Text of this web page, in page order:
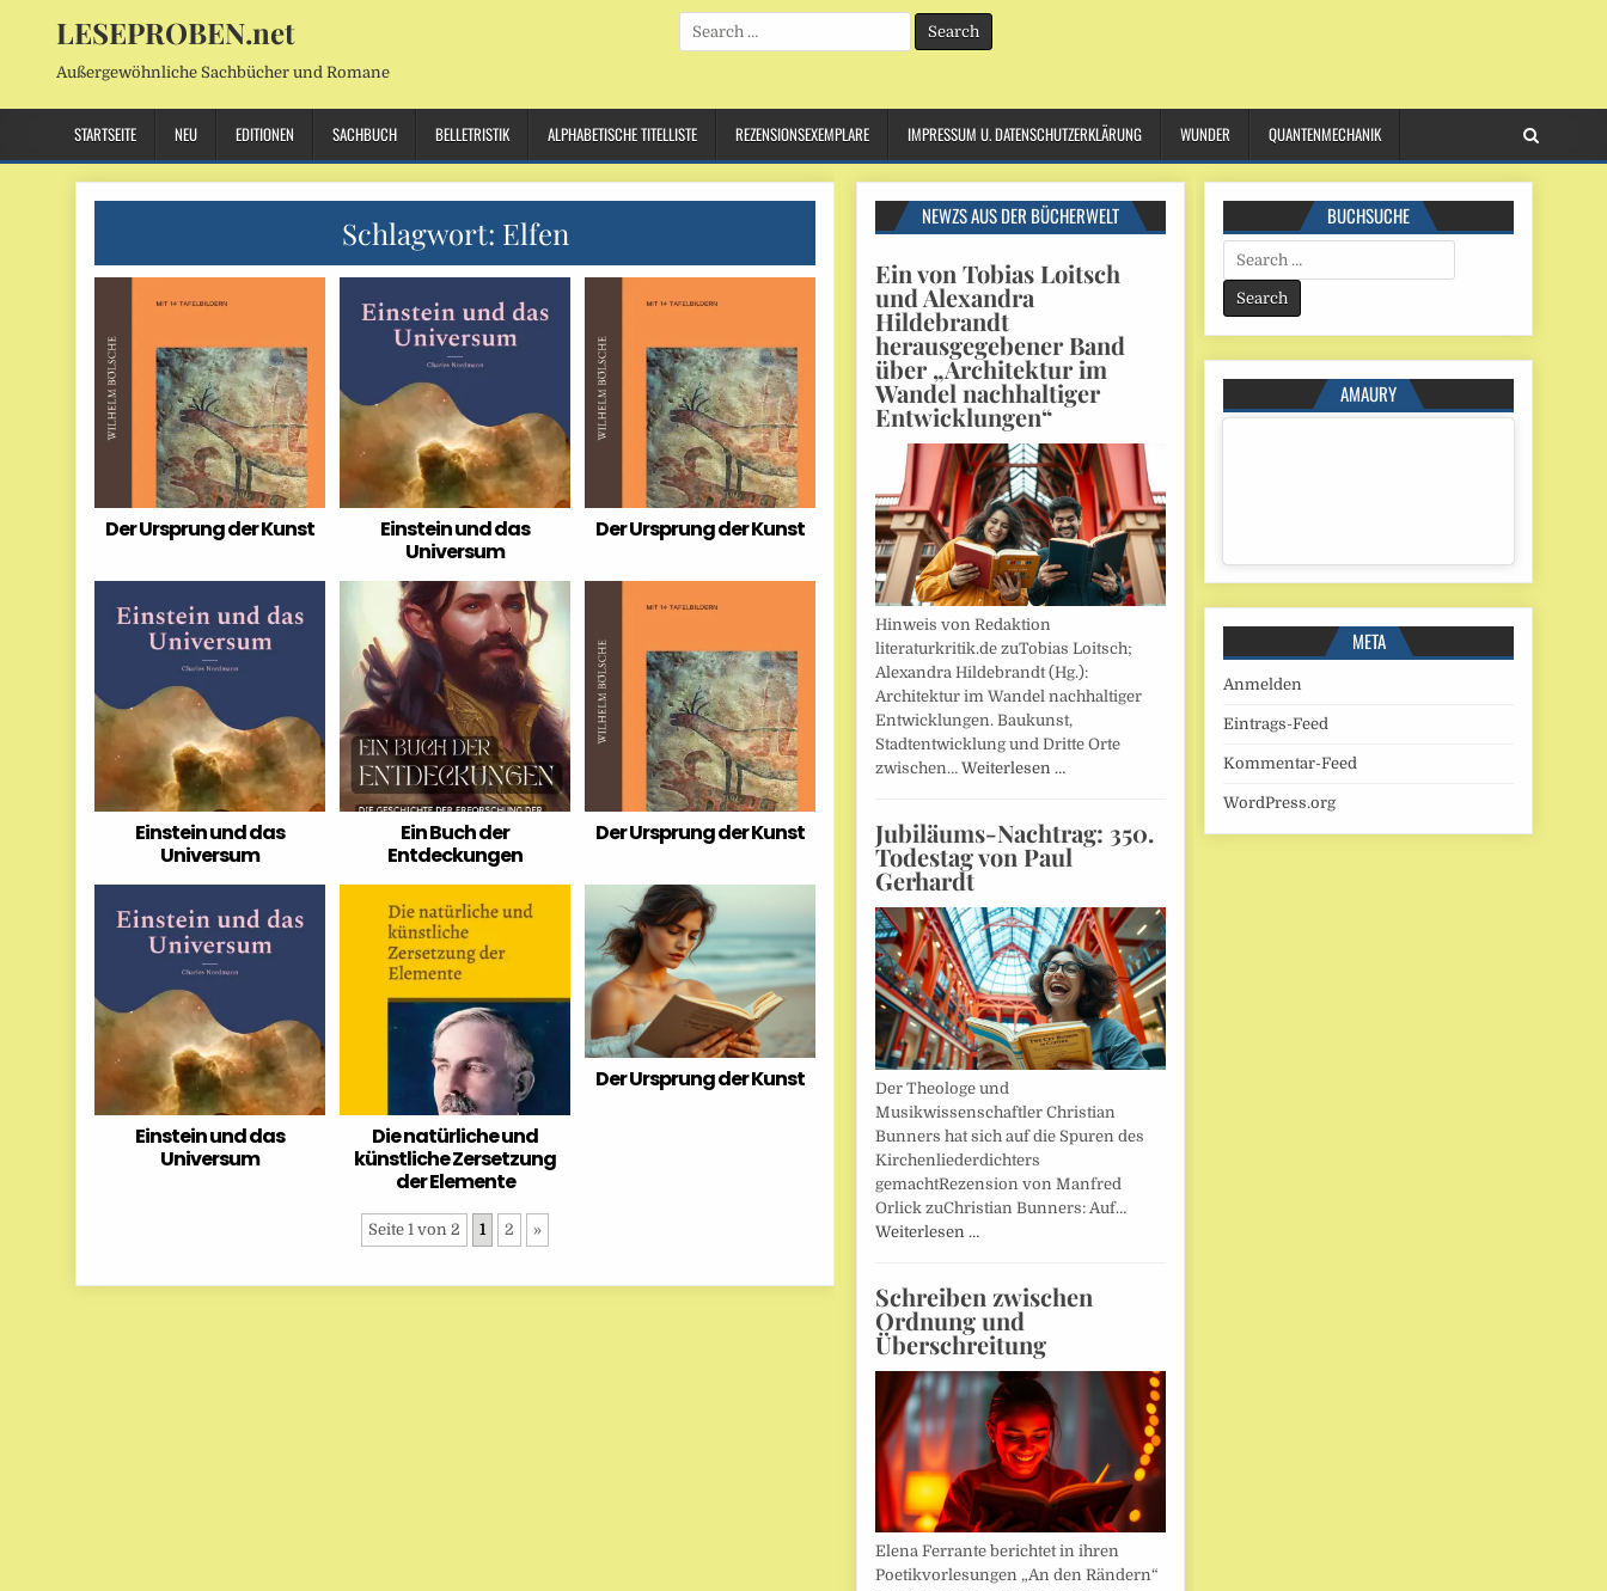
LESEPROBEN.net
Außergewöhnliche Sachbücher und Romane
Search
for:
STARTSEITE NEU EDITIONEN SACHBUCH BELLETRISTIK ALPHABETISCHE TITELLISTE REZENSIONSEXEMPLARE IMPRESSUM U. DATENSCHUTZERKLÄRUNG WUNDER QUANTENMECHANIK
Schlagwort: Elfen
Der Ursprung der Kunst
Einstein und das
Universum
Der Ursprung der Kunst
Einstein und das
Universum
Ein Buch der
Entdeckungen
Der Ursprung der Kunst
Einstein und das
Universum
Die natürliche und
künstliche Zersetzung
der Elemente
Der Ursprung der Kunst
Seite 1 von 2 1 2 »
NEWZS AUS DER BÜCHERWELT
Ein von Tobias Loitsch
und Alexandra
Hildebrandt
herausgegebener Band
über „Architektur im
Wandel nachhaltiger
Entwicklungen“
Hinweis von Redaktion
literaturkritik.de zuTobias Loitsch;
Alexandra Hildebrandt (Hg.):
Architektur im Wandel nachhaltiger
Entwicklungen. Baukunst,
Stadtentwicklung und Dritte Orte
zwischen… Weiterlesen …
Jubiläums-Nachtrag: 350.
Todestag von Paul
Gerhardt
Der Theologe und
Musikwissenschaftler Christian
Bunners hat sich auf die Spuren des
Kirchenliederdichters
gemachtRezension von Manfred
Orlick zuChristian Bunners: Auf…
Weiterlesen …
Schreiben zwischen
Ordnung und
Überschreitung
Elena Ferrante berichtet in ihren
Poetikvorlesungen „An den Rändern“
BUCHSUCHE
Search
for:
AMAURY
META
Anmelden
Eintrags-Feed
Kommentar-Feed
WordPress.org